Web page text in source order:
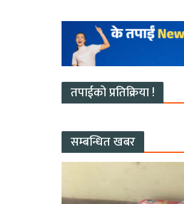
तपाईको प्रतिक्रिया !
सम्बन्धित खबर